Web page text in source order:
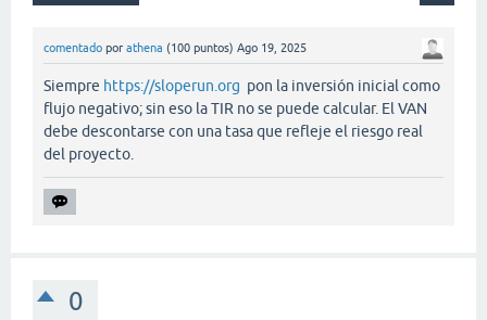
comentado por athena (100 puntos) Ago 19, 2025
Siempre https://sloperun.org pon la inversión inicial como
flujo negativo; sin eso la TIR no se puede calcular. El VAN
debe descontarse con una tasa que refleje el riesgo real
del proyecto.
0